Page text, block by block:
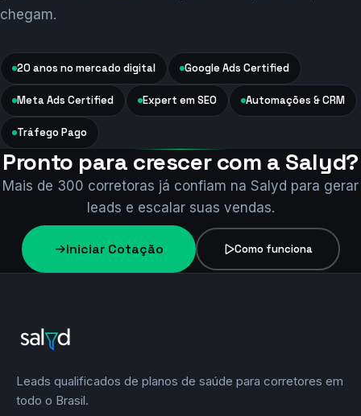
chegam.
20 anos no mercado digital Google Ads Certified
Meta Ads Certified Expert em SEO Automações & CRM
Tráfego Pago
Pronto para crescer com a Salyd?
Mais de 300 corretoras já confiam na Salyd para gerar
leads e escalar suas vendas.
Iniciar Cotação Como funciona
Leads qualificados de planos de saúde para corretores em
todo o Brasil.